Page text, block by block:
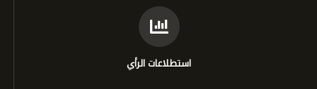
استطلاعات الرأي